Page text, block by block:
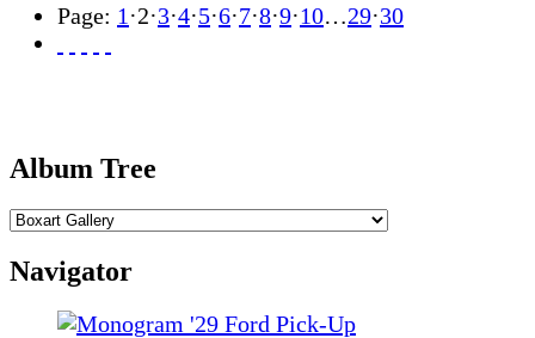
Page: 1 ·2·3·4·5·6·7·8·9·10…29·30
Album Tree
Navigator